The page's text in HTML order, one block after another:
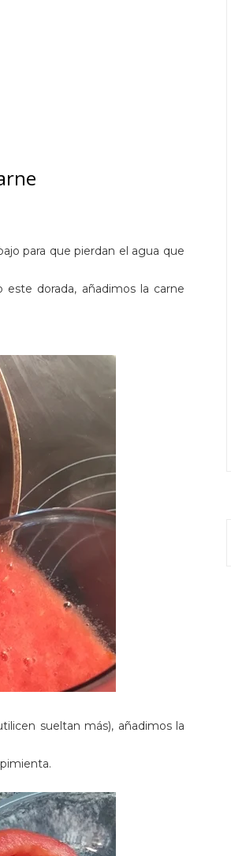
para que pierdan el agua que
dorada, añadimos la carne
sueltan más), añadimos la